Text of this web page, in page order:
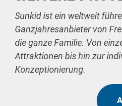
Sunkid ist ein weltweit
Ganzjahresanbieter von
die ganze Familie. Von
Attraktionen bis hin zur
Konzeptionierung.